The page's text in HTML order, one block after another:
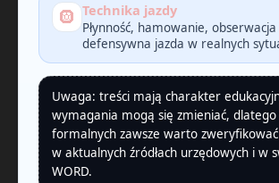
🛞 Technika jazdy
Płynność, hamowanie, obserwacja
defensywna jazda w realnych
Uwaga: treści mają charakter
wymagania mogą się zmieniać,
formalnych zawsze warto
w aktualnych źródłach urzędowych i w
WORD.